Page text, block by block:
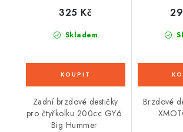
Skladem
325 Kč
Zadní brzdové destičky
pro čtyřkolku 200cc GY6
Big Hummer
Brzdové